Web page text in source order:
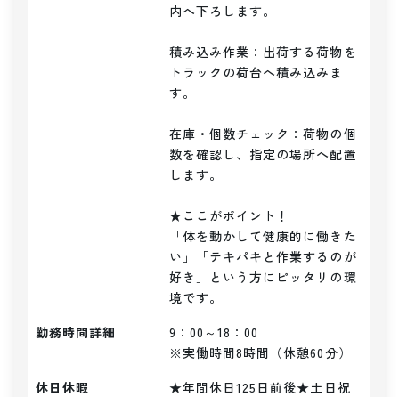
内へ下ろします。
積み込み作業：出荷する荷物を
トラックの荷台へ積み込みま
す。
在庫・個数チェック：荷物の個
数を確認し、指定の場所へ配置
します。
★ここがポイント！
「体を動かして健康的に働きた
い」「テキパキと作業するのが
好き」という方にピッタリの環
境です。
勤務時間詳細
9：00～18：00
※実働時間8時間（休憩60分）
休日休暇
★年間休日125日前後★土日祝